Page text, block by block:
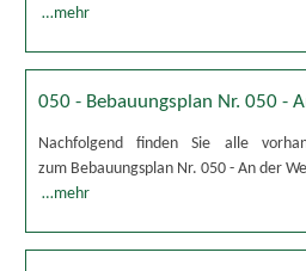
…mehr
050 - Bebauungsplan Nr. 050 -
Nachfolgend finden Sie alle
zum Bebauungsplan Nr. 050 - An der
…mehr